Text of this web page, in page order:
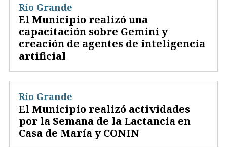
El Municipio realizó una
capacitación sobre Gemini y
creación de agentes de inteligencia
artificial
Río Grande
El Municipio realizó actividades
por la Semana de la Lactancia en
Casa de María y CONIN
Río Grande